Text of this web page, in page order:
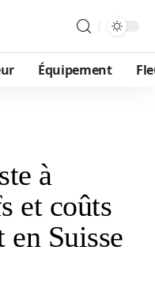
Équipement
à
et coûts
en Suisse